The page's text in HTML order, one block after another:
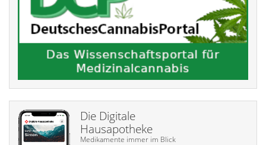
Die Digitale
Hausapotheke
Medikamente immer im Blick